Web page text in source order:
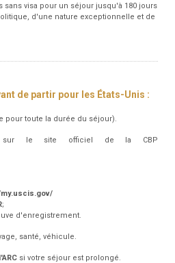
sans visa pour un séjour jusqu'à 180 jours
d'une nature exceptionnelle et de
de partir pour les États-Unis :
pour toute la durée du séjour).
le site officiel de la CBP
;
d'enregistrement.
santé, véhicule.
si votre séjour est prolongé.